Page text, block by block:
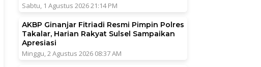
Sabtu, 1 Agustus 2026 21:14 PM
AKBP Ginanjar Fitriadi Resmi Pimpin Polres
Takalar, Harian Rakyat Sulsel Sampaikan
Apresiasi
Minggu, 2 Agustus 2026 08:37 AM